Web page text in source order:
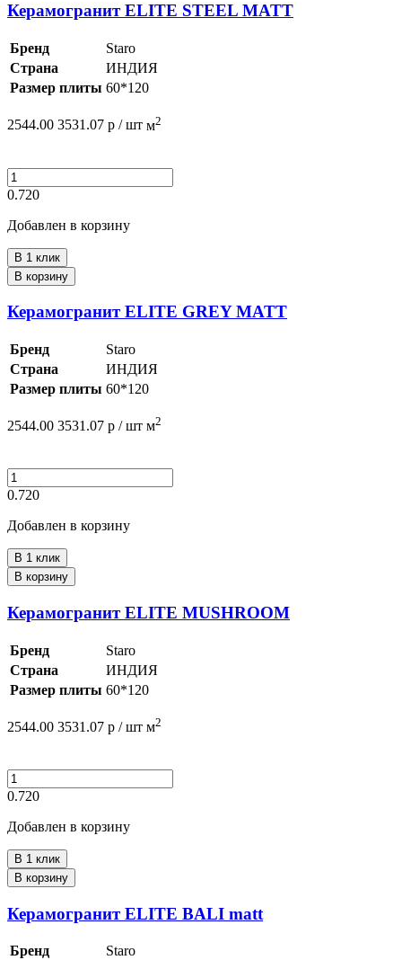
Керамогранит ELITE STEEL MATT
Бренд
Staro
Страна
ИНДИЯ
Размер плиты 60*120
2544.00 3531.07 р / шт м2
0.720
Добавлен в корзину
В 1 клик
В корзину
Керамогранит ELITE GREY MATT
Бренд
Staro
Страна
ИНДИЯ
Размер плиты 60*120
2544.00 3531.07 р / шт м2
0.720
Добавлен в корзину
В 1 клик
В корзину
Керамогранит ELITE MUSHROOM
Бренд
Staro
Страна
ИНДИЯ
Размер плиты 60*120
2544.00 3531.07 р / шт м2
0.720
Добавлен в корзину
В 1 клик
В корзину
Керамогранит ELITE BALI matt
Бренд
Staro